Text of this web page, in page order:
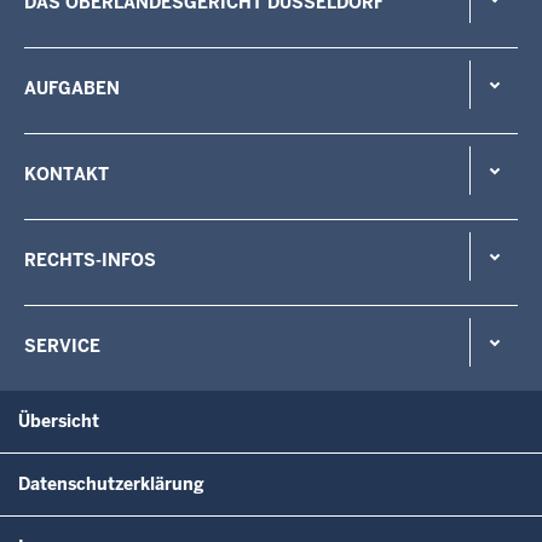
AUFGABEN
KONTAKT
RECHTS-INFOS
SERVICE
Übersicht
Datenschutzerklärung